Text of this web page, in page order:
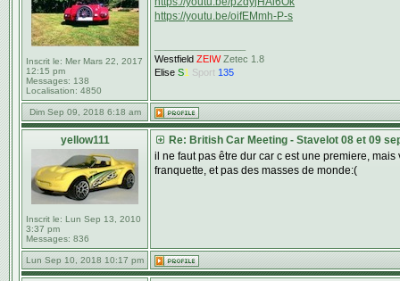
Inscrit le: Mer Mars 22, 2017
12:15 pm
Messages: 138
Localisation: 4850
https://youtu.be/oifEMmh-P-s
Westfield ZEIWZetec 1.8
Elise S1 Sport 135
Dim Sep 09, 2018 6:18 am
yellow111
Inscrit le: Lun Sep 13, 2010
3:37 pm
Messages: 836
Re: British Car Meeting - Stavelot 08 et 09
il ne faut pas être dur car c est une premiere,
franquette, et pas des masses de monde:(
Lun Sep 10, 2018 10:17 pm